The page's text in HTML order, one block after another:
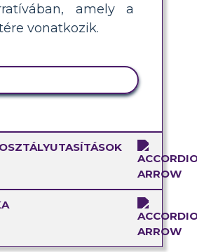
amely a
vonatkozik.